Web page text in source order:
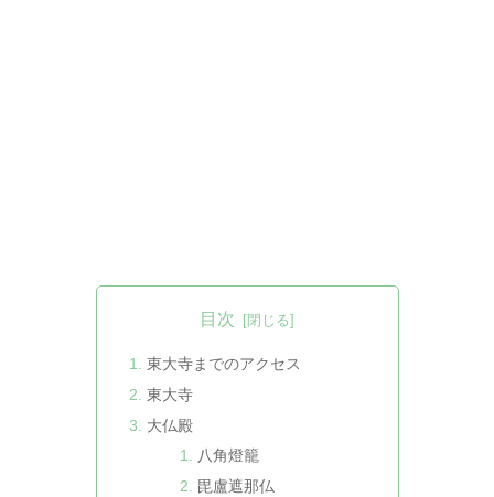
目次
東大寺までのアクセス
東大寺
大仏殿
八角燈籠
毘盧遮那仏